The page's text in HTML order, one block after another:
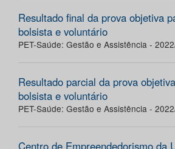
Resultado final da prova objetiva
bolsista e voluntário
PET-Saúde: Gestão e Assistência -
Resultado parcial da prova
bolsista e voluntário
PET-Saúde: Gestão e Assistência -